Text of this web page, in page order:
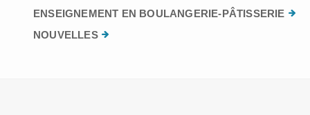
ENSEIGNEMENT EN BOULANGERIE-PÂTISSERIE
NOUVELLES